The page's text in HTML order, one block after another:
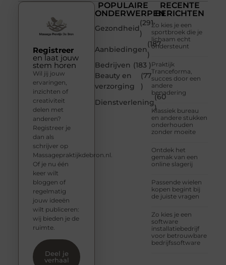
POPULAIRE
ONDERWERPEN
Gezondheid
(291
)
Aanbiedingen
(187
)
Bedrijven (183 )
Beauty en
verzorging
(77
)
Dienstverlening
(60
)
RECENTE
BERICHTEN
Zo kies je een
sportbroek die je
lichaam echt
ondersteunt
Praktijk
Tranceforma,
succes door een
andere
benadering
Klassiek bureau
en andere stukken
onderhouden
zonder moeite
Ontdek het
gemak van een
online slagerij
Passende wielen
kopen begint bij
de juiste vragen
Zo kies je een
software
installatiebedrijf
voor betrouwbare
bedrijfssoftware
Registreer
en laat jouw
stem horen
Wil jij jouw
ervaringen,
inzichten of
creativiteit
delen met
anderen?
Registreer je
dan als
schrijver op
Massagepraktijkdebron.nl.
Of je nu één
keer wilt
bloggen of
regelmatig
jouw ideeën
wilt publiceren:
wij bieden je de
ruimte.
Deel je
verhaal